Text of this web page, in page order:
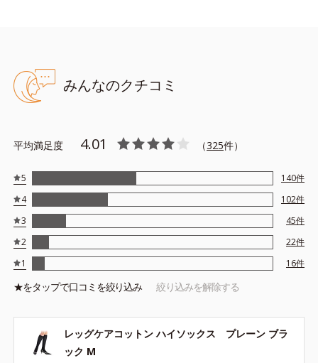
みんなのクチコミ
平均満足度 4.01 （325件）
5 140件
4
102件
3
45件
2
22件
1
16件
★をタップで口コミを絞り込み 絞り込みを解除する
レッグケアコットン ハイソックス プレーン ブラ
ック M